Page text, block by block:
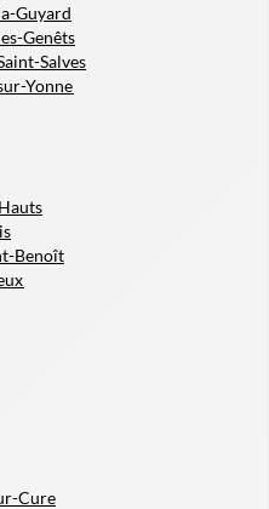
Guyard
Genêts
Salves
Yonne
Benoît
Cure